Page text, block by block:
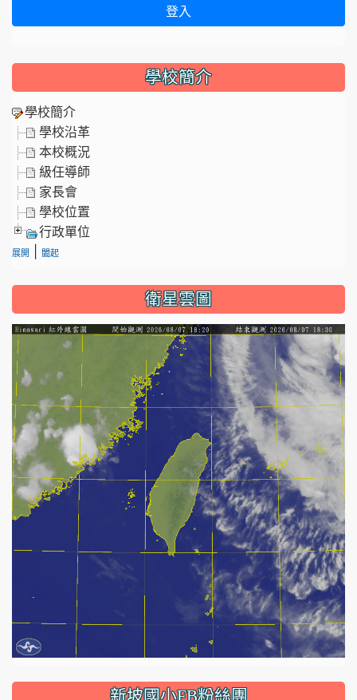
登入
學校簡介
學校簡介
學校沿革
本校概況
級任導師
家長會
學校位置
行政單位
展開 闔起
衛星雲圖
::: 新坡國小FB粉絲團